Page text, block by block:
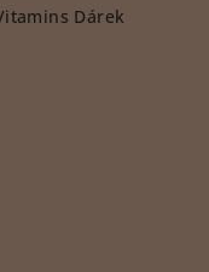
Dárek